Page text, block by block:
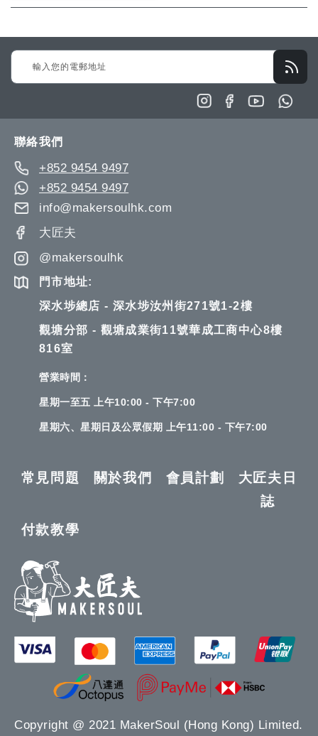
Sign
Up
聯絡我們
+852 9454 9497
+852 9454 9497
info@makersoulhk.com
大匠夫
@makersoulhk
門市地址:
深水埗總店 - 深水埗汝州街271號1-2樓
觀塘分部 - 觀塘成業街11號華成工商中心8樓
816室
營業時間：
星期一至五 上午10:00 - 下午7:00
星期六、星期日及公眾假期 上午11:00 - 下午7:00
常見問題 關於我們 會員計劃
大匠夫日
誌
付款教學
Copyright @ 2021 MakerSoul (Hong Kong) Limited.